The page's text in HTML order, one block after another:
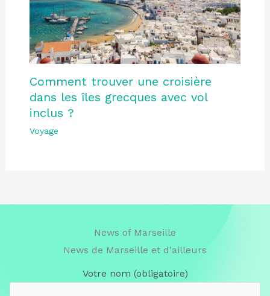
Comment trouver une croisière
dans les îles grecques avec vol
inclus ?
Voyage
News of Marseille
News de Marseille et d'ailleurs
Votre nom (obligatoire)